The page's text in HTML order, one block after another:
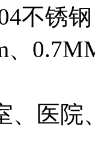
不锈钢
、
、医院